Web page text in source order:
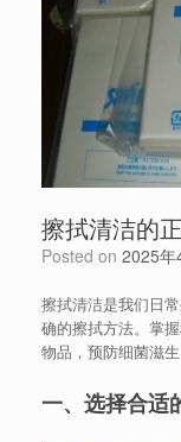
擦拭清洁的
Posted on 2025年
擦拭清洁是我们日
确的擦拭方法。掌
物品，预防细菌滋生
一、选择合适